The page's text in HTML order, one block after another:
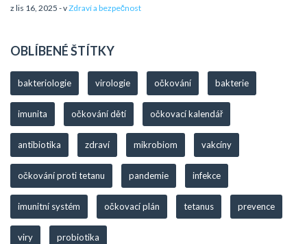
z lis 16, 2025 - vZdraví a bezpečnost
OBLÍBENÉ ŠTÍTKY
bakteriologie virologie očkování bakterie
imunita očkování dětí očkovací kalendář
antibiotika zdraví mikrobiom vakcíny
očkování proti tetanu pandemie infekce
imunitní systém očkovací plán tetanus prevence
viry probiotika